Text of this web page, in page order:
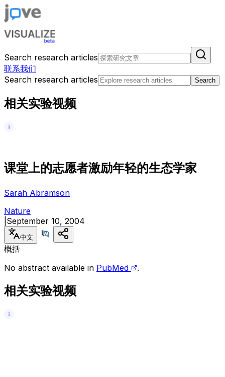
Search research articles
联系我们
Search research articles
Search
相关实验视频
课堂上的志愿者激励年轻的生态学家
Sarah Abramson
Nature
September 10, 2004
中文
概括
No abstract available in PubMed .
相关实验视频